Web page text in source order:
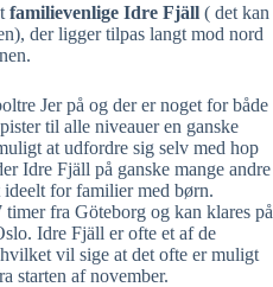
familievenlige Idre Fjäll ( det kan
der ligger tilpas langt mod nord
Jer på og der er noget for både
til alle niveauer en ganske
at udfordre sig selv med hop
Idre Fjäll på ganske mange andre
for familier med børn.
fra Göteborg og kan klares på
Idre Fjäll er ofte et af de
vil sige at det ofte er muligt
starten af november.